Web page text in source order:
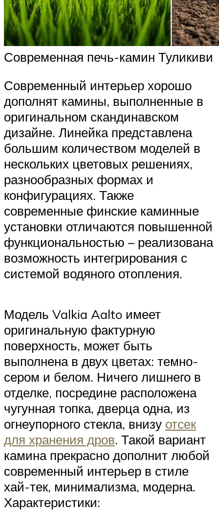
Современная печь-камин Туликиви
Современный интерьер хорошо
дополнят камины, выполненные в
оригинальном скандинавском
дизайне. Линейка представлена
большим количеством моделей в
нескольких цветовых решениях,
разнообразных формах и
конфигурациях. Также
современные финские каминные
установки отличаются повышенной
функциональностью – реализована
возможность интегрирования с
системой водяного отопления.
Модель Valkia Aalto имеет
оригинальную фактурную
поверхность, может быть
выполнена в двух цветах: темно-
сером и белом. Ничего лишнего в
отделке, посредине расположена
чугунная топка, дверца одна, из
огнеупорного стекла, внизу отсек
для хранения дров. Такой вариант
камина прекрасно дополнит любой
современный интерьер в стиле
хай-тек, минимализма, модерна.
Характеристики: